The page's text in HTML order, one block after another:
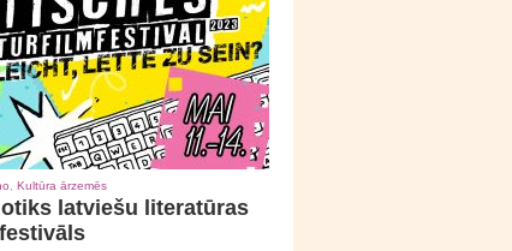
Kultūra ārzemēs
latviešu literatūras